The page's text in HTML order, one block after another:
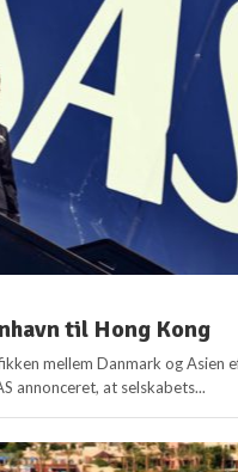
til Hong Kong
mellem Danmark og Asien
annonceret, at selskabets...